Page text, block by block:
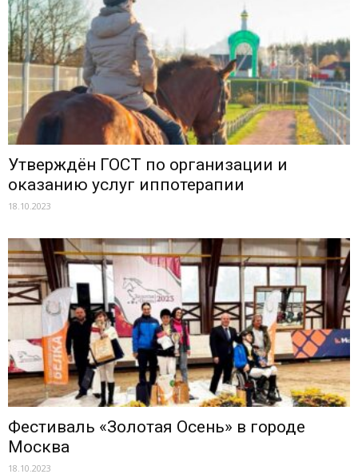
Утверждён ГОСТ по организации и
оказанию услуг иппотерапии
18.10.2023
Фестиваль «Золотая Осень» в городе
Москва
18.10.2023